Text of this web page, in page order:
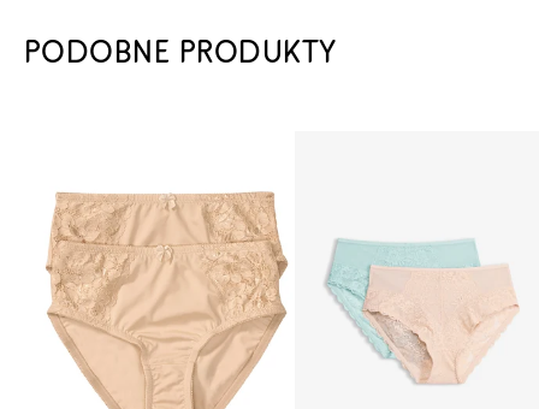
PODOBNE PRODUKTY